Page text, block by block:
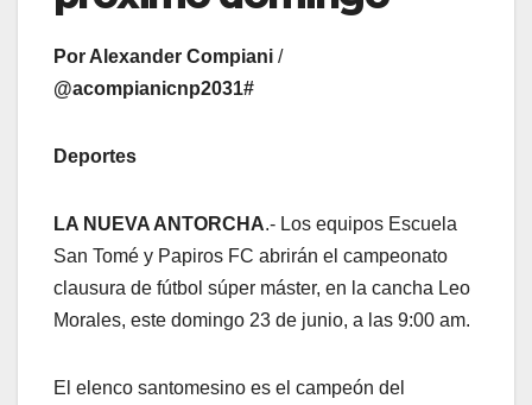
Por Alexander Compiani /
@acompianicnp2031#
Deportes
LA NUEVA ANTORCHA.- Los equipos Escuela
San Tomé y Papiros FC abrirán el campeonato
clausura de fútbol súper máster, en la cancha Leo
Morales, este domingo 23 de junio, a las 9:00 am.
El elenco santomesino es el campeón del